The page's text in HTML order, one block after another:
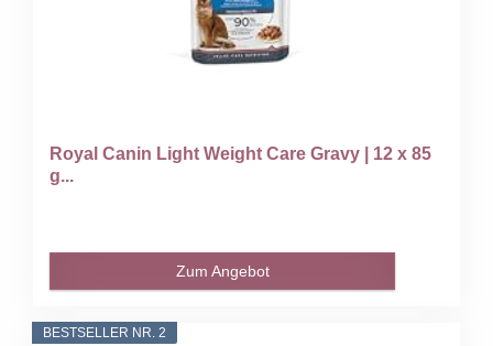
Royal Canin Light Weight Care Gravy | 12 x 85
g...
Zum Angebot
BESTSELLER NR. 2